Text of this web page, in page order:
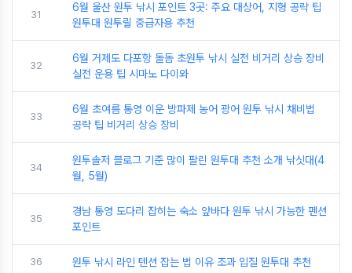
31
6월 울산 원투 낚시 포인트 3곳: 주요 대상어, 지형 공략 팁
원투대 원투릴 중급자용 추천
32
6월 거제도 다포항 돌돔 초원투 낚시 실전 비거리 상승 장비
실전 운용 팁 시마노 다이와
33
6월 초여름 통영 이운 방파제 농어 광어 원투 낚시 채비법
공략 팁 비거리 상승 장비
34
원투솔저 블로그 기준 많이 팔린 원투대 추천 소개 낚싯대(4
월, 5월)
35
경남 통영 도다리 잡히는 숙소 앞바다 원투 낚시 가능한 펜션
포인트
36 원투 낚시 라인 텐션 잡는 법 이유 조과 입질 원투대 추천